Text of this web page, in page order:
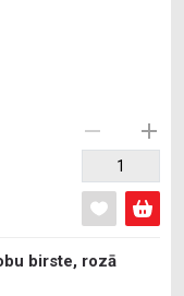
birste, rozā